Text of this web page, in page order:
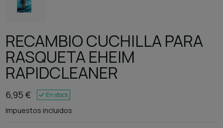
RECAMBIO CUCHILLA PARA
RASQUETA EHEIM
RAPIDCLEANER
6,95 € En stock
Impuestos incluidos